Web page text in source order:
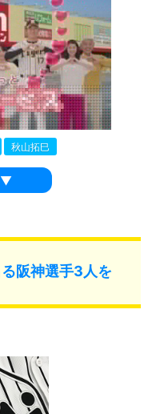
秋山拓巳
阪神選手3人を